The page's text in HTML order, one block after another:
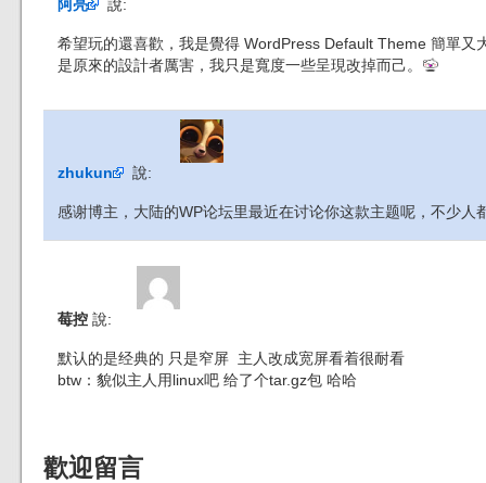
阿亮 說:
希望玩的還喜歡，我是覺得 WordPress Default Theme 簡單又
是原來的設計者厲害，我只是寬度一些呈現改掉而己。
zhukun 說:
感谢博主，大陆的WP论坛里最近在讨论你这款主题呢，不少人
莓控 說:
默认的是经典的 只是窄屏 主人改成宽屏看着很耐看
btw：貌似主人用linux吧 给了个tar.gz包 哈哈
歡迎留言